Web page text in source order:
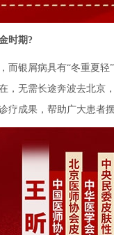
时期?
银屑病具有“冬重夏轻
，无需长途奔波去北京
疗成果，帮助广大患者摆